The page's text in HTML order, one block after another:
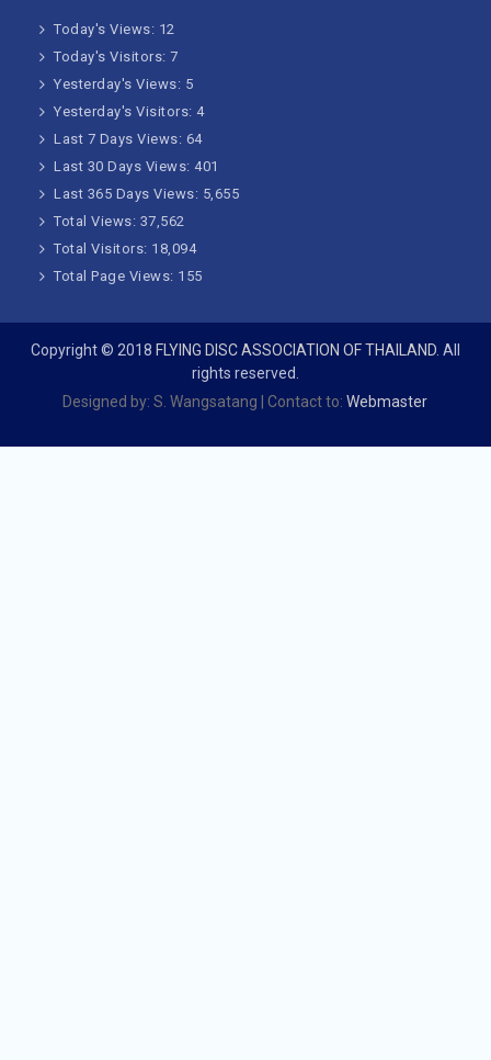
Today's Views: 12
Today's Visitors:7
Yesterday's Views: 5
Yesterday's Visitors: 4
Last 7 Days Views: 64
Last 30 Days Views: 401
Last 365 Days Views: 5,655
Total Views: 37,562
Total Visitors: 18,094
Total Page Views: 155
Copyright © 2018 FLYING DISC ASSOCIATION OF THAILAND. All
rights reserved.
Designed by: S. Wangsatang | Contact to: Webmaster